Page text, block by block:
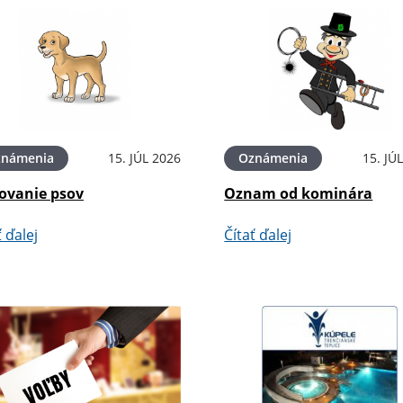
15. JÚL 2026
psov
ďalej
Oznámenia 15.
Oznam od kominára
Čítať ďalej